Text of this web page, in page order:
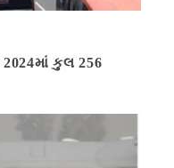
કુલ 256